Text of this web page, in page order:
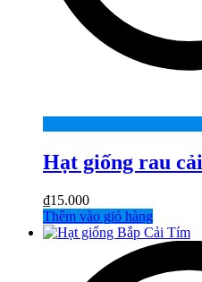
Hạt giống rau
₫15.000
Thêm vào giỏ hàng